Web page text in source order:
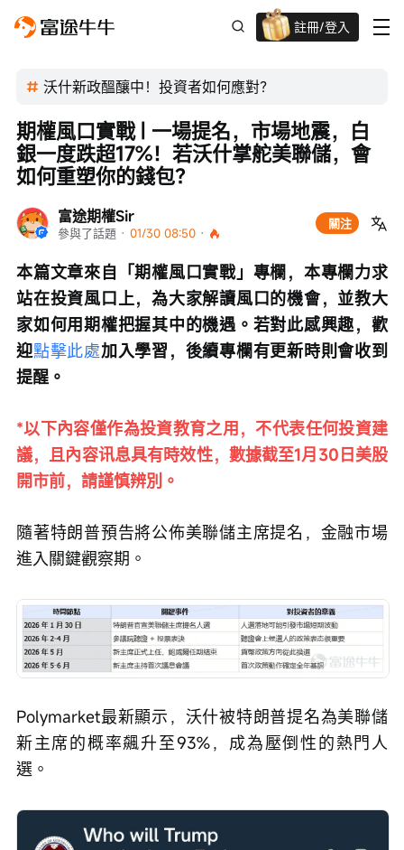
註冊/登入
高達過千蚊獎賞
沃什新政醞釀中！投資者如何應對？
富途期權Sir
參與了話題 · 01/30 08:50 ·
關注
期權風口實戰 | 一場提名，市場地震，白
銀一度跌超17%！若沃什掌舵美聯儲，會
如何重塑你的錢包？
本篇文章來自「期權風口實戰」專欄，本專欄力求
站在投資風口上，為大家解讀風口的機會，並教大
家如何用期權把握其中的機遇。若對此感興趣，歡
迎點擊此處加入學習，後續專欄有更新時則會收到
提醒。
*以下內容僅作為投資教育之用，不代表任何投資建
議，且內容讯息具有時效性，數據截至1月30日美股
開市前，請謹慎辨別。
隨著特朗普預告將公佈美聯儲主席提名，金融市場
進入關鍵觀察期。
Polymarket最新顯示，沃什被特朗普提名為美聯儲
新主席的概率飆升至93%，成為壓倒性的熱門人
選。